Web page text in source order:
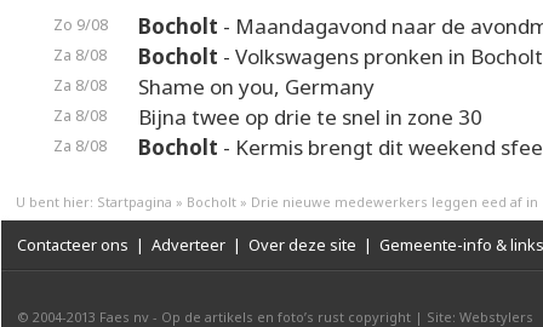
Zo 9/08 Bocholt - Maandagavond naar de
Za 8/08 Bocholt - Volkswagens pronken in Bocholt
Za 8/08 Shame on you, Germany
Za 8/08 Bijna twee op drie te snel in zone 30
Za 8/08 Bocholt - Kermis brengt dit weekend
U bent hier: Startpagina » Bocholt » Drie nieuwe medewerkers leggen eed af in
Contacteer ons | Adverteer | Over deze site | Gemeente-info & links
© 2004-2013 Faes nv - Op de artikels en foto’s rust copyright | Site: Webstylers